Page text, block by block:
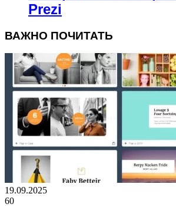
Prezi
ВАЖНО ПОЧИТАТЬ
19.09.2025
60